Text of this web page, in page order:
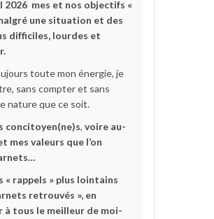
2026 mes et nos objectifs «
une situation et des
difficiles, lourdes et
toute mon énergie, je
sans compter et sans
nature que ce soit.
concitoyen(ne)s, voire au-
mes valeurs que l’on
rappels » plus lointains
retrouvés », en
à tous le meilleur de moi-